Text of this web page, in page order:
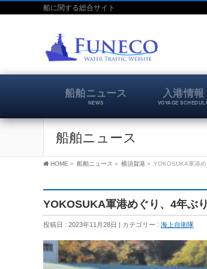
船に関する総合サイト
船舶ニュース
NEWS
入港情報
VOYAGE
船舶ニュース
HOME » 船舶ニュース » 横須賀港 » YOKOSUKA軍港
YOKOSUKA軍港めぐり、4年ぶ
投稿日 : 2023年11月28日 カテゴリー : 海上自衛隊